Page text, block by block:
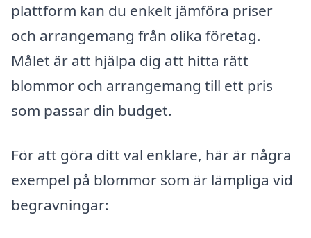
plattform kan du enkelt jämföra priser
och arrangemang från olika företag.
Målet är att hjälpa dig att hitta rätt
blommor och arrangemang till ett pris
som passar din budget.
För att göra ditt val enklare, här är några
exempel på blommor som är lämpliga vid
begravningar: